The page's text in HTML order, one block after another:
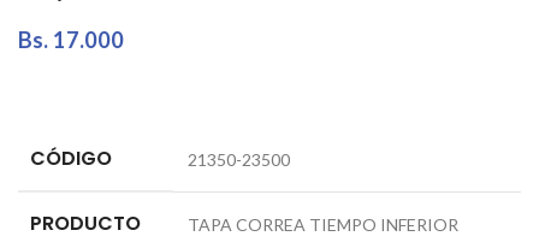
Bs. 17.000
CÓDIGO 21350-23500
PRODUCTO TAPA CORREA TIEMPO INFERIOR